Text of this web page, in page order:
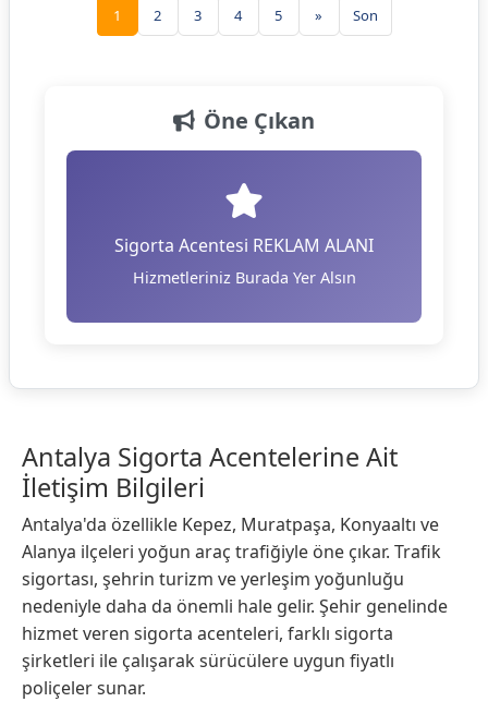
1 2 3 4 5 » Son
Öne Çıkan
Sigorta Acentesi REKLAM ALANI
Hizmetleriniz Burada Yer Alsın
Antalya Sigorta Acentelerine Ait
İletişim Bilgileri
Antalya'da özellikle Kepez, Muratpaşa, Konyaaltı ve
Alanya ilçeleri yoğun araç trafiğiyle öne çıkar. Trafik
sigortası, şehrin turizm ve yerleşim yoğunluğu
nedeniyle daha da önemli hale gelir. Şehir genelinde
hizmet veren sigorta acenteleri, farklı sigorta
şirketleri ile çalışarak sürücülere uygun fiyatlı
poliçeler sunar.